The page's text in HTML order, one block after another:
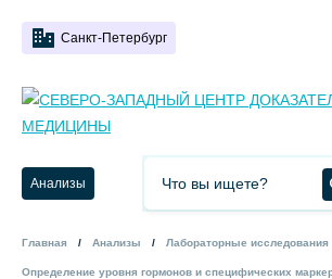
Санкт-Петербург
Анализы
Главная Анализы Лабораторные исследования
Определение уровня гормонов и специфических